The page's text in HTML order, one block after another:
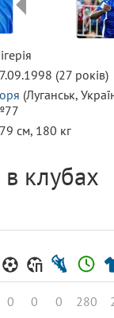
(27 років)
(Луганськ,
см, 180 кг
в клубах
0 0 0 280